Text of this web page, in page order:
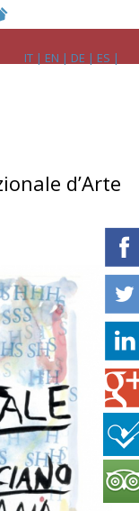
IT
EN DE ES
d’Arte